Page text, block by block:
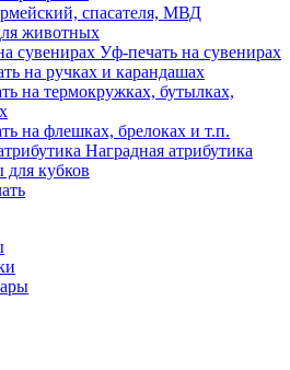
спасателя, МВД
животных
Уф-печать на сувенирах
на ручках и карандашах
на термокружках, бутылках,
на флешках, брелоках и т.п.
Наградная атрибутика
кубков